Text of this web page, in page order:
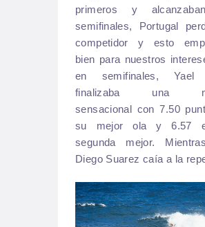
primeros y
semifinales, Portugal
competidor y esto
bien para nuestros
en semifinales, Yael
finalizaba una
sensacional con 7.50
su mejor ola y 6.57
segunda mejor.
Diego Suarez caía a la